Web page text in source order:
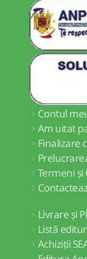
Contul
Am uitat
Finalizare
Termeni și
Livrare și
Listă
Achiziții